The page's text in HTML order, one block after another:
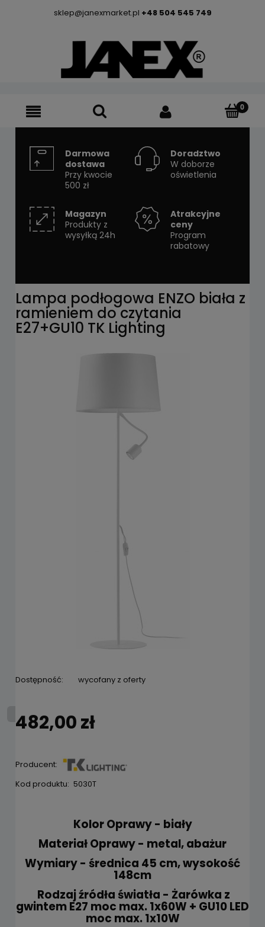
sklep@janexmarket.pl +48 504 545 749
Darmowa
dostawa
Przy kwocie
500 zł
Doradztwo
W doborze
oświetlenia
Magazyn
Produkty z
wysyłką 24h
Atrakcyjne
ceny
Program
rabatowy
Lampa podłogowa ENZO biała z
ramieniem do czytania
E27+GU10 TK Lighting
Dostępność: wycofany z oferty
482,00 zł
Producent:
Kod produktu: 5030T
Kolor Oprawy - biały
Materiał Oprawy - metal, abażur
Wymiary - średnica 45 cm, wysokość
148cm
Rodzaj źródła światła - Żarówka z
gwintem E27 moc max. 1x60W + GU10 LED
moc max. 1x10W